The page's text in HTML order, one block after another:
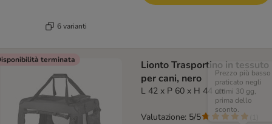
6 varianti
terminata
Lionto Trasportino in tessuto
per cani, nero
L 42 x P 60 x H 44 cm
Prezzo più basso
praticato negli
ultimi 30 gg,
prima dello
sconto.
Valutazione: 5/5